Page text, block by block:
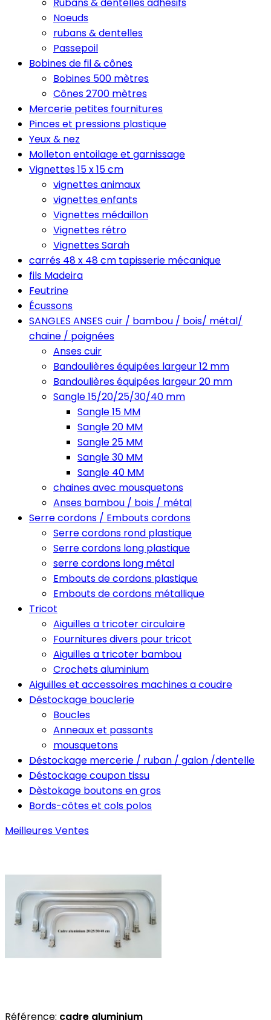
Noeuds
rubans & dentelles
Passepoil
Bobines de fil & cônes
Bobines 500 mètres
Cônes 2700 mètres
Mercerie petites fournitures
Pinces et pressions plastique
Yeux & nez
Molleton entoilage et garnissage
Vignettes 15 x 15 cm
vignettes animaux
vignettes enfants
Vignettes médaillon
Vignettes rétro
Vignettes Sarah
carrés 48 x 48 cm tapisserie mécanique
fils Madeira
Feutrine
Écussons
SANGLES ANSES cuir / bambou / bois/ métal/
chaine / poignées
Anses cuir
Bandoulières équipées largeur 12 mm
Bandoulières équipées largeur 20 mm
Sangle 15/20/25/30/40 mm
Sangle 15 MM
Sangle 20 MM
Sangle 25 MM
Sangle 30 MM
Sangle 40 MM
chaines avec mousquetons
Anses bambou / bois / métal
Serre cordons / Embouts cordons
Serre cordons rond plastique
Serre cordons long plastique
serre cordons long métal
Embouts de cordons plastique
Embouts de cordons métallique
Tricot
Aiguilles a tricoter circulaire
Fournitures divers pour tricot
Aiguilles a tricoter bambou
Crochets aluminium
Aiguilles et accessoires machines a coudre
Déstockage bouclerie
Boucles
Anneaux et passants
mousquetons
Déstockage mercerie / ruban / galon /dentelle
Déstockage coupon tissu
Dèstokage boutons en gros
Bords-côtes et cols polos
Meilleures Ventes
Référence: cadre aluminium